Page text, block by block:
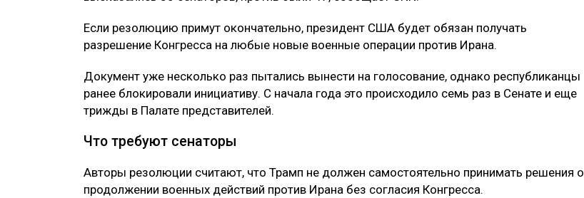
Если резолюцию примут окончательно, президент США будет обязан получать
разрешение Конгресса на любые новые военные операции против Ирана.
Документ уже несколько раз пытались вынести на голосование, однако республиканцы
ранее блокировали инициативу. С начала года это происходило семь раз в Сенате и еще
трижды в Палате представителей.
Что требуют сенаторы
Авторы резолюции считают, что Трамп не должен самостоятельно принимать решения о
продолжении военных действий против Ирана без согласия Конгресса.